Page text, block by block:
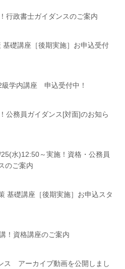
行政書士ガイダンスのご案内
基礎講座［後期実施］お申込受付
級学内講座 申込受付中！
公務員ガイダンス[対面]のお知ら
水)12:50～実施！資格・公務員
のご案内
基礎講座［後期実施］お申込スタ
！資格講座のご案内
ス アーカイブ動画を公開しまし